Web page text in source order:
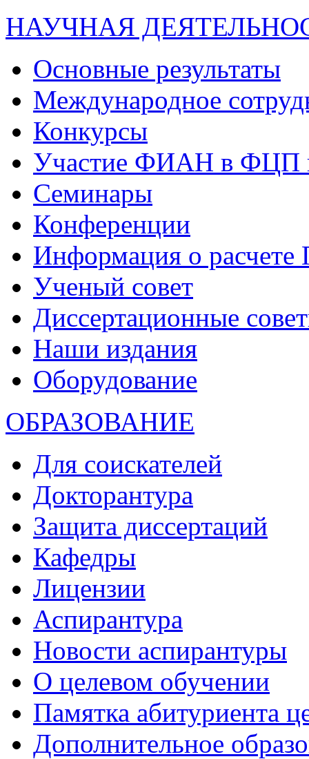
НАУЧНАЯ
Основные результаты
Международное
Конкурсы
Участие ФИАН в ФЦП
Семинары
Конференции
Информация о
Ученый совет
Диссертационные
Наши издания
Оборудование
ОБРАЗОВАНИЕ
Для соискателей
Докторантура
Защита диссертаций
Кафедры
Лицензии
Аспирантура
Новости аспирантуры
О целевом обучении
Памятка абитуриента
Дополнительное